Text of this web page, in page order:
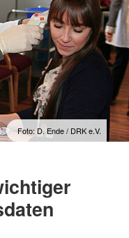
Foto: D. Ende / DRK e.V.